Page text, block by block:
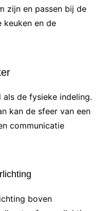
zijn en passen bij de
keuken en de
de fysieke indeling.
kan de sfeer van een
communicatie
boven